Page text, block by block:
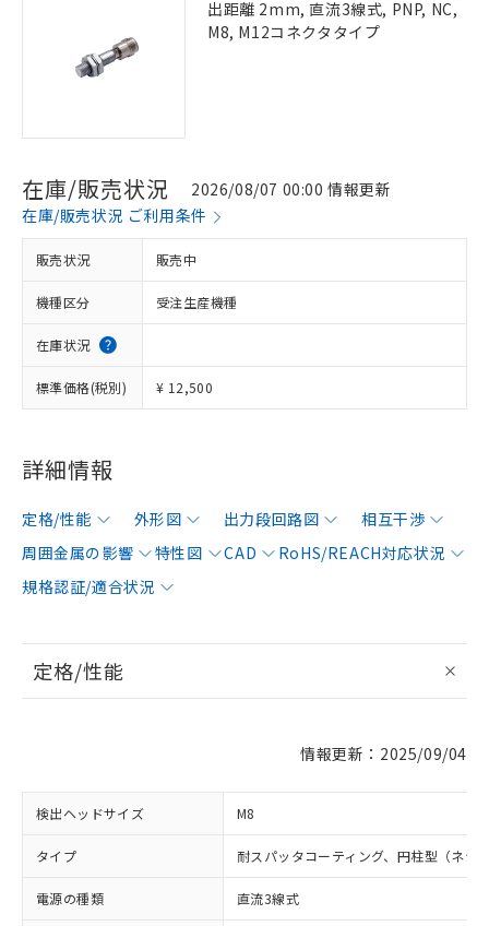
出距離 2mm, 直流3線式, PNP, NC,
M8, M12コネクタタイプ
在庫/販売状況
2026/08/07 00:00 情報更新
在庫/販売状況 ご利用条件
販売状況 販売中
機種区分 受注生産機種
在庫状況
標準価格(税別) ¥ 12,500
詳細情報
定格/性能 外形図 出力段回路図
相互干渉
周囲金属の影響
特性図 CAD
RoHS/REACH対応状況
規格認証/適合状況
定格/性能
情報更新：2025/09/04
検出ヘッドサイズ M8
タイプ 耐スパッタコーティング、円柱型（ネジ
電源の種類 直流3線式